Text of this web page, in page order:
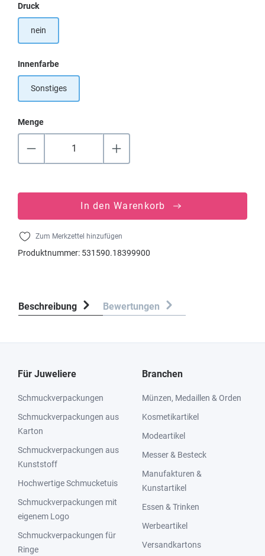
Druckauswählen
nein
Innenfarbeauswählen
Sonstiges
Menge
In den Warenkorb
Zum Merkzettel hinzufügen
Produktnummer: 531590.18399900
Beschreibung Bewertungen
Für Juweliere
Schmuckverpackungen
Schmuckverpackungen aus
Karton
Schmuckverpackungen aus
Kunststoff
Hochwertige Schmucketuis
Schmuckverpackungen mit
eigenem Logo
Schmuckverpackungen für
Ringe
Branchen
Münzen, Medaillen & Orden
Kosmetikartikel
Modeartikel
Messer & Besteck
Manufakturen &
Kunstartikel
Essen & Trinken
Werbeartikel
Versandkartons